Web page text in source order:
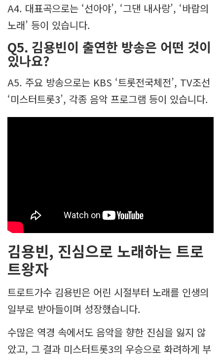
A4. 대표곡으로는 ‘선아야’, ‘그댄 내사랑’, ‘바람의
노래’ 등이 있습니다.
Q5. 김용빈이 출연한 방송은 어떤 것이
있나요?
A5. 주요 방송으로는 KBS ‘트롯전국체전’, TV조선
‘미스터트롯3’, 각종 음악 프로그램 등이 있습니다.
김용빈, 진심으로 노래하는 트로
트왕자
트로트가수 김용빈은 어린 시절부터 노래를 인생의
일부로 받아들이며 성장했습니다.
수많은 역경 속에서도 음악을 향한 진심을 잃지 않
았고, 그 결과 미스터트롯3의 우승으로 화려하게 부